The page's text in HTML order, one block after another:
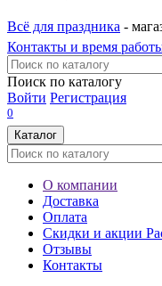
Всё для праздника -
Контакты и время
Поиск по каталогу
Войти Регистрация
0
Каталог
О компании
Доставка
Оплата
Скидки и акции
Отзывы
Контакты